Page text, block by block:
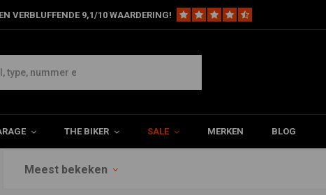
VERBLUFFENDE 9,1/10 WAARDERING!
THE BIKER SALE MERKEN BLOG
Meest bekeken